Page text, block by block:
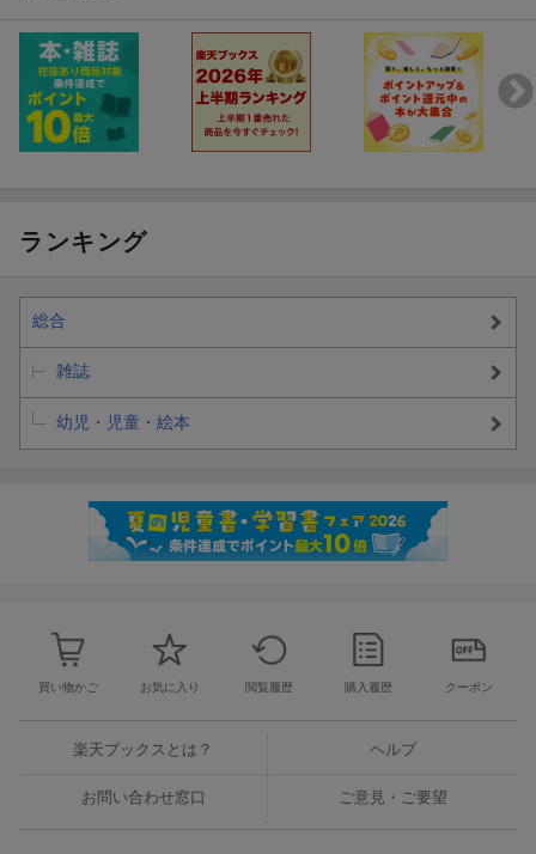
ランキング
総合
雑誌
幼児・児童・絵本
買い物かご お気に入り 閲覧履歴 購入履歴 クーポン
楽天ブックスとは？ ヘルプ
お問い合わせ窓口 ご意見・ご要望